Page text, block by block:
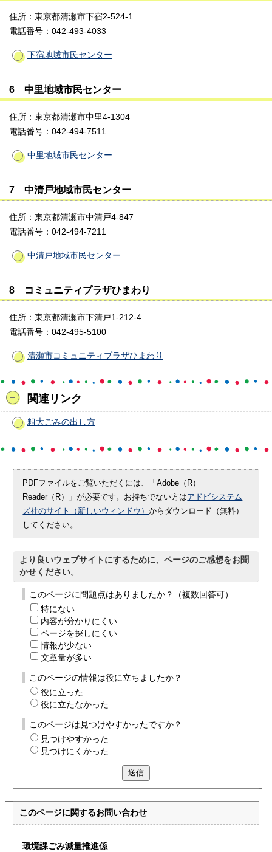
住所：東京都清瀬市下宿2-524-1
電話番号：042-493-4033
下宿地域市民センター
6 中里地域市民センター
住所：東京都清瀬市中里4-1304
電話番号：042-494-7511
中里地域市民センター
7 中清戸地域市民センター
住所：東京都清瀬市中清戸4-847
電話番号：042-494-7211
中清戸地域市民センター
8 コミュニティプラザひまわり
住所：東京都清瀬市下清戸1-212-4
電話番号：042-495-5100
清瀬市コミュニティプラザひまわり
関連リンク
粗大ごみの出し方
PDFファイルをご覧いただくには、「Adobe（R）
Reader（R）」が必要です。お持ちでない方はアドビシステム
ズ社のサイト（新しいウィンドウ）からダウンロード（無料）
してください。
より良いウェブサイトにするために、ページのご感想をお聞
かせください。
このページに問題点はありましたか？（複数回答可）
特にない
内容が分かりにくい
ページを探しにくい
情報が少ない
文章量が多い
このページの情報は役に立ちましたか？
役に立った
役に立たなかった
このページは見つけやすかったですか？
見つけやすかった
見つけにくかった
送信
このページに関するお問い合わせ
環境課ごみ減量推進係